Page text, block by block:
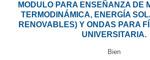
MODULO PARA ENSEÑANZA DE
TERMODINÁMICA, ENERGÍA
RENOVABLES) Y ONDAS PARA
UNIVERSITARIA.
Bien